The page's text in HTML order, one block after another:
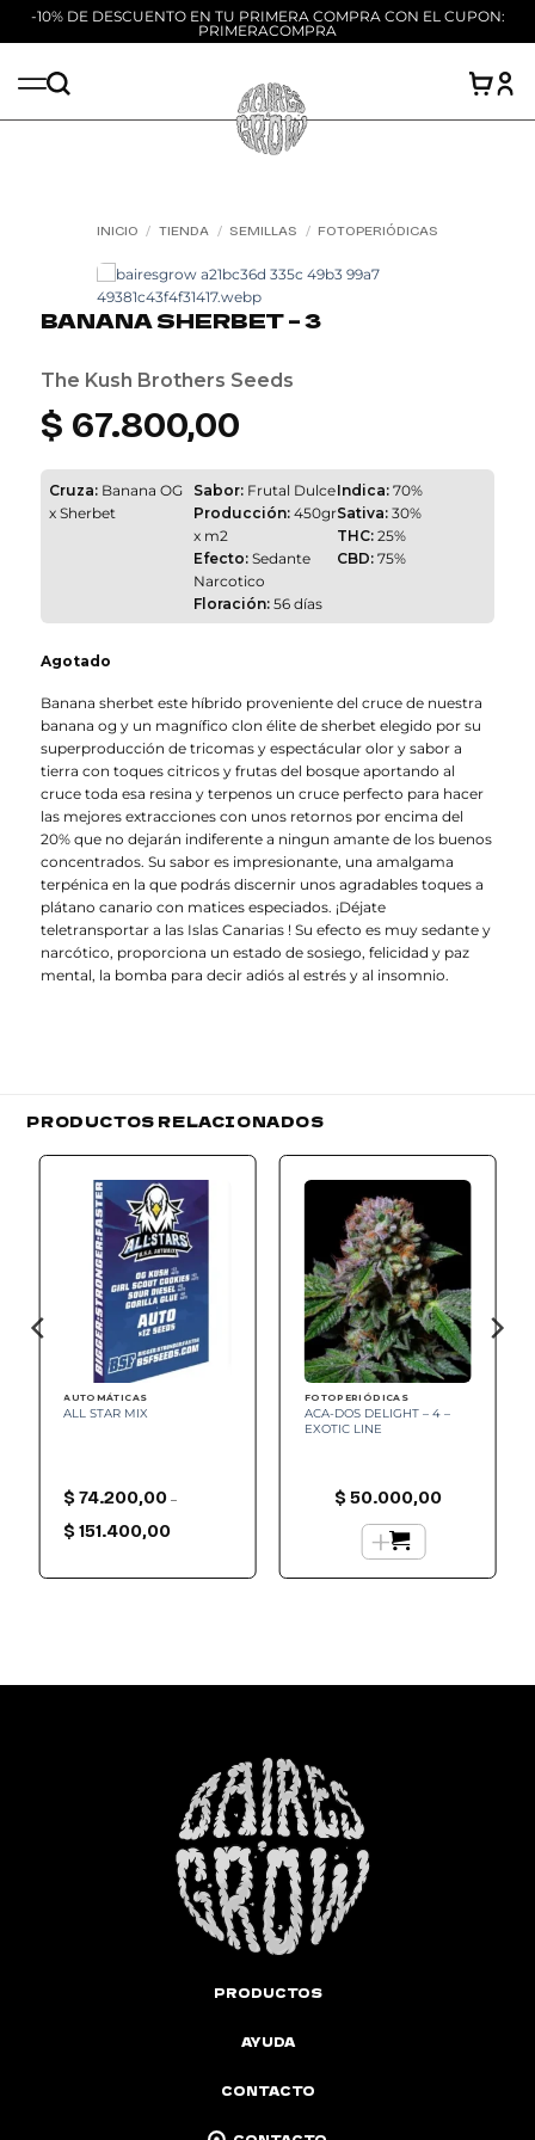
-10% DE DESCUENTO EN TU PRIMERA COMPRA CON EL CUPON:
PRIMERACOMPRA
contenido
INICIO / TIENDA / SEMILLAS / FOTOPERIÓDICAS
Add to
BANANA SHERBET – 3
The Kush Brothers Seeds
$ 67.800,00
Cruza: Banana OG
x Sherbet
Sabor:Frutal Dulce
Producción:450gr
x m2
Efecto:Sedante
Narcotico
Floración:56 días
Indica: 70%
Sativa: 30%
THC: 25%
CBD: 75%
Agotado
Banana sherbet este híbrido proveniente del cruce de nuestra
banana og y un magnífico clon élite de sherbet elegido por su
superproducción de tricomas y espectácular olor y sabor a
tierra con toques citricos y frutas del bosque aportando al
cruce toda esa resina y terpenos un cruce perfecto para hacer
las mejores extracciones con unos retornos por encima del
20% que no dejarán indiferente a ningun amante de los buenos
concentrados. Su sabor es impresionante, una amalgama
terpénica en la que podrás discernir unos agradables toques a
plátano canario con matices especiados. ¡Déjate
teletransportar a las Islas Canarias ! Su efecto es muy sedante y
narcótico, proporciona un estado de sosiego, felicidad y paz
mental, la bomba para decir adiós al estrés y al insomnio.
PRODUCTOS RELACIONADOS
wishlist
AUTOMÁTICAS
ALL STAR MIX
$74.200,00 –
$151.400,00
FOTOPERIÓDICAS
ACA-DOS DELIGHT – 4 –
EXOTIC LINE
$50.000,00
+
PRODUCTOS
AYUDA
CONTACTO